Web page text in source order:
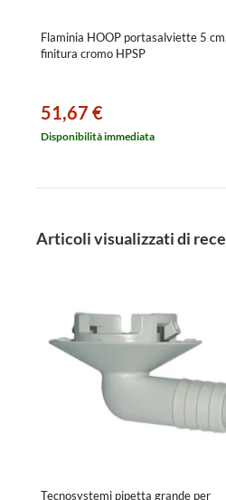
Flaminia HOOP portasalviette 5 cm,
finitura cromo HPSP
51,67 €
Disponibilità immediata
Articoli visualizzati di
Tecnosystemi pipetta grande per